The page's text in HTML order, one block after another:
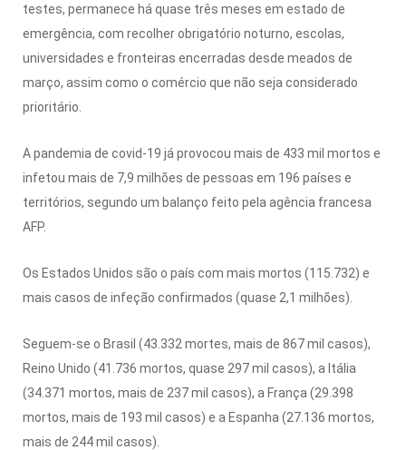
testes, permanece há quase três meses em estado de
emergência, com recolher obrigatório noturno, escolas,
universidades e fronteiras encerradas desde meados de
março, assim como o comércio que não seja considerado
prioritário.
A pandemia de covid-19 já provocou mais de 433 mil mortos e
infetou mais de 7,9 milhões de pessoas em 196 países e
territórios, segundo um balanço feito pela agência francesa
AFP.
Os Estados Unidos são o país com mais mortos (115.732) e
mais casos de infeção confirmados (quase 2,1 milhões).
Seguem-se o Brasil (43.332 mortes, mais de 867 mil casos),
Reino Unido (41.736 mortos, quase 297 mil casos), a Itália
(34.371 mortos, mais de 237 mil casos), a França (29.398
mortos, mais de 193 mil casos) e a Espanha (27.136 mortos,
mais de 244 mil casos).